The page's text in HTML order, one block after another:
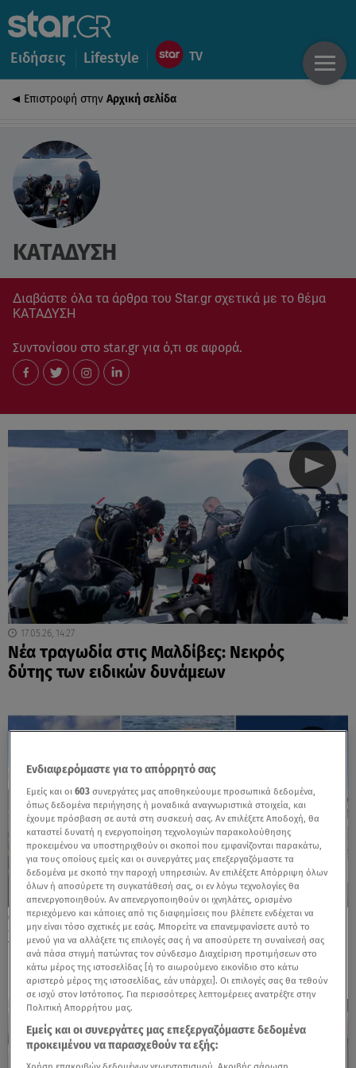
Ειδήσεις Lifestyle
Επιστροφή στην Αρχική σελίδα
ΚΑΤΑΔΥΣΗ
Διαβάστε όλα τα άρθρα του Star.gr σχετικά με το θέμα
ΚΑΤΑΔΥΣΗ
Συντονίσου στο star.gr για ό,τι σε αφορά.
17.05.26, 14:27
Νέα τραγωδία στις Μαλδίβες: Νεκρός
δύτης των ειδικών δυνάμεων
29.04.26, 09:35
Χρουσαλά: Το ταξίδι στο Cape Town & η
κατάδυση δίπλα σε λευκούς καρχαρίες
Ενδιαφερόμαστε για το απόρρητό σας
Εμείς και οι603 συνεργάτες μας αποθηκεύουμε προσωπικά δεδομένα,
όπως δεδομένα περιήγησης ή μοναδικά αναγνωριστικά στοιχεία, και
έχουμε πρόσβαση σε αυτά στη συσκευή σας. Αν επιλέξετε Αποδοχή, θα
καταστεί δυνατή η ενεργοποίηση τεχνολογιών παρακολούθησης
προκειμένου να υποστηριχθούν οι σκοποί που εμφανίζονται παρακάτω,
για τους οποίους εμείς και οι συνεργάτες μας επεξεργαζόμαστε τα
δεδομένα με σκοπό την παροχή υπηρεσιών. Αν επιλέξετε Απόρριψη όλων
όλων ή αποσύρετε τη συγκατάθεσή σας, οι εν λόγω τεχνολογίες θα
απενεργοποιηθούν. Αν απενεργοποιηθούν οι ιχνηλάτες, ορισμένο
περιεχόμενο και κάποιες από τις διαφημίσεις που βλέπετε ενδέχεται να
μην είναι τόσο σχετικές με εσάς. Μπορείτε να επανεμφανίσετε αυτό το
μενού για να αλλάξετε τις επιλογές σας ή να αποσύρετε τη συναίνεσή σας
ανά πάσα στιγμή πατώντας τον σύνδεσμο Διαχείριση προτιμήσεων στο
κάτω μέρος της ιστοσελίδας [ή το αιωρούμενο εικονίδιο στο κάτω
αριστερό μέρος της ιστοσελίδας, εάν υπάρχει]. Οι επιλογές σας θα τεθούν
σε ισχύ στον Ιστότοπος. Για περισσότερες λεπτομέρειες ανατρέξτε στην
Πολιτική Απορρήτου μας.
Εμείς και οι συνεργάτες μας επεξεργαζόμαστε δεδομένα
προκειμένου να παρασχεθούν τα εξής: